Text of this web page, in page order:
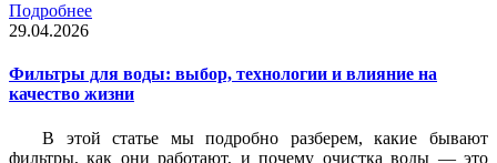
Подробнее
29.04.2026
Фильтры для воды: выбор, технологии и влияние на
качество жизни
В этой статье мы подробно разберем, какие бывают
фильтры, как они работают, и почему очистка воды — это